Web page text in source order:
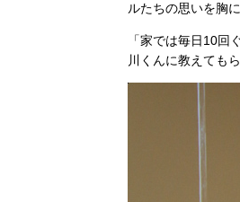
ルたちの思いを胸
「家では毎日10
川くんに教えても